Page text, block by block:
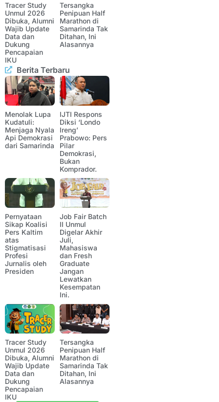
Tracer Study
Unmul 2026
Dibuka, Alumni
Wajib Update
Data dan
Dukung
Pencapaian
IKU
Tersangka
Penipuan Half
Marathon di
Samarinda Tak
Ditahan, Ini
Alasannya
Berita Terbaru
Menolak Lupa
Kudatuli:
Menjaga Nyala
Api Demokrasi
dari Samarinda
IJTI Respons
Diksi ‘Londo
Ireng’
Prabowo: Pers
Pilar
Demokrasi,
Bukan
Komprador.
Pernyataan
Sikap Koalisi
Pers Kaltim
atas
Stigmatisasi
Profesi
Jurnalis oleh
Presiden
Job Fair Batch
II Unmul
Digelar Akhir
Juli,
Mahasiswa
dan Fresh
Graduate
Jangan
Lewatkan
Kesempatan
Ini.
Tracer Study
Unmul 2026
Dibuka, Alumni
Wajib Update
Data dan
Dukung
Pencapaian
IKU
Tersangka
Penipuan Half
Marathon di
Samarinda Tak
Ditahan, Ini
Alasannya